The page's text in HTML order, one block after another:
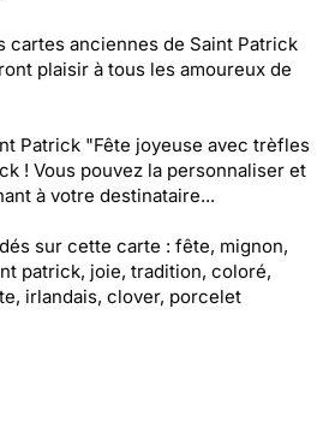
cartes anciennes de Saint Patrick
plaisir à tous les amoureux de
Patrick "Fête joyeuse avec trèfles
! Vous pouvez la personnaliser et
à votre destinataire...
sur cette carte : fête, mignon,
patrick, joie, tradition, coloré,
irlandais, clover, porcelet